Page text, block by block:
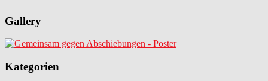
Gallery
Kategorien